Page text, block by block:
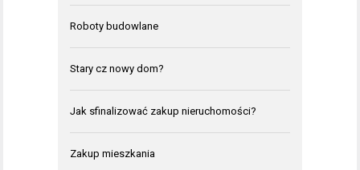
Roboty budowlane
Stary cz nowy dom?
Jak sfinalizować zakup nieruchomości?
Zakup mieszkania